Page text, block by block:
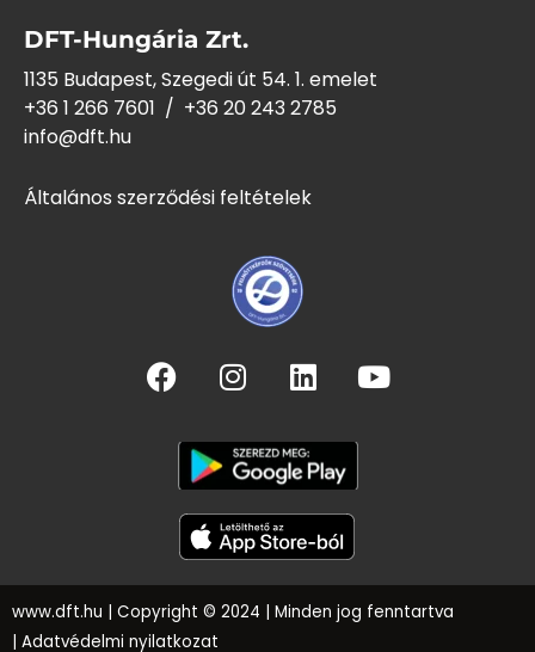
DFT-Hungária Zrt.
1135 Budapest, Szegedi út 54. 1. emelet
+36 1 266 7601 / +36 20 243 2785
info@dft.hu
Általános szerződési feltételek
www.dft.hu | Copyright © 2024 | Minden jog fenntartva
| Adatvédelmi nyilatkozat